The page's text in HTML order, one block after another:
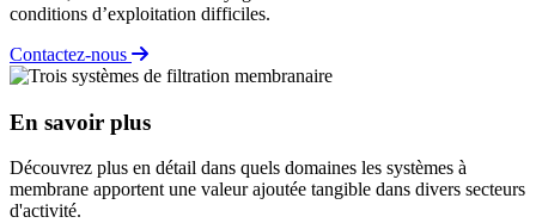
conditions d’exploitation difficiles.
Contactez-nous
En savoir plus
Découvrez plus en détail dans quels domaines les systèmes à
membrane apportent une valeur ajoutée tangible dans divers secteurs
d'activité.